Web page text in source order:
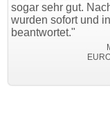
gut. Nachfragen
und individuell
EUROIMMUN AG